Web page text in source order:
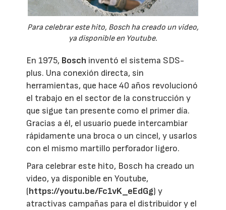
Para celebrar este hito, Bosch ha creado un video,
ya disponible en Youtube.
En 1975, Bosch inventó el sistema SDS-
plus. Una conexión directa, sin
herramientas, que hace 40 años revolucionó
el trabajo en el sector de la construcción y
que sigue tan presente como el primer día.
Gracias a él, el usuario puede intercambiar
rápidamente una broca o un cincel, y usarlos
con el mismo martillo perforador ligero.
Para celebrar este hito, Bosch ha creado un
video, ya disponible en Youtube,
(https://youtu.be/Fc1vK_eEdGg) y
atractivas campañas para el distribuidor y el